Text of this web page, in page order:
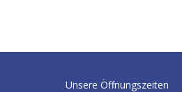
Unsere Öffnungszeiten